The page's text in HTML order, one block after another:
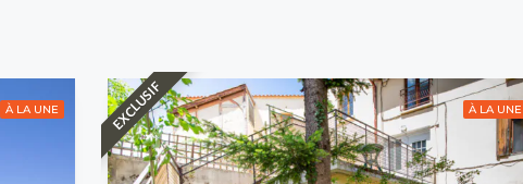
À LA UNE À LA UNE
EXCLUSIF